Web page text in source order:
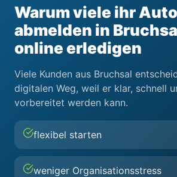
Warum viele ihr Auto
abmelden in
online erledigen
Viele Kunden aus Bruchsal
digitalen Weg, weil er klar, schnell
vorbereitet werden kann.
flexibel starten
weniger Organisationsstress